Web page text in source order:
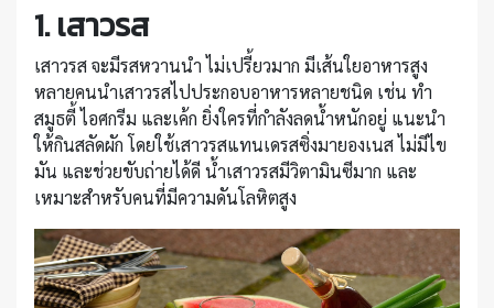
1. เสาวรส
เสาวรส จะมีรสหวานนำ ไม่เปรี้ยวมาก มีเส้นใยอาหารสูง
หลายคนนำเสาวรสไปประกอบอาหารหลายชนิด เช่น ทำ
สมูธตี้ ไอศกรีม และเค้ก ยิ่งใครที่กำลังลดน้ำหนักอยู่ แนะนำ
ให้กินสลัดผัก โดยใช้เสาวรสแทนเดรสซิ่งมายองเนส ไม่มีไข
มัน และช่วยขับถ่ายได้ดี น้ำเสาวรสมีวิตามินซีมาก และ
เหมาะสำหรับคนที่มีความดันโลหิตสูง